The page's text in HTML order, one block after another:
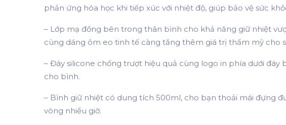
phản ứng hóa học khi tiếp xúc với nhiệt độ, giúp bảo vệ sức
– Lớp mạ đồng bên trong thân bình cho khả năng giữ nhiệt
cùng dáng ôm eo tinh tế càng tăng thêm giá trị thẩm mỹ cho
– Đáy silicone chống trượt hiệu quả cùng logo in phía dưới
cho bình.
– Bình giữ nhiệt có dung tích 500ml, cho bạn thoải mái đựng
vòng nhiều giờ.